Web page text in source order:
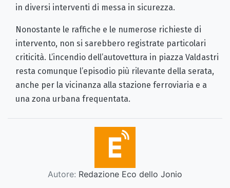
in diversi interventi di messa in sicurezza.
Nonostante le raffiche e le numerose richieste di
intervento, non si sarebbero registrate particolari
criticità. L’incendio dell’autovettura in piazza Valdastri
resta comunque l’episodio più rilevante della serata,
anche per la vicinanza alla stazione ferroviaria e a
una zona urbana frequentata.
Autore: Redazione Eco dello Jonio